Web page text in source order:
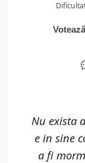
Nu exista
e in sine
a fi